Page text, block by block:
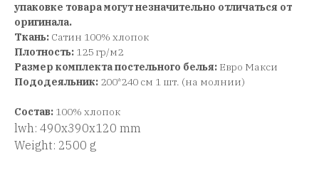
упаковке товара могут незначительно отличаться от
оригинала.
Ткань: Сатин 100% хлопок
Плотность: 125 гр/м2
Размер комплекта постельного белья: Евро Макси
Пододеяльник: 200*240 см 1 шт. (на молнии)
Состав: 100% хлопок
lwh: 490x390x120 mm
Weight: 2500 g